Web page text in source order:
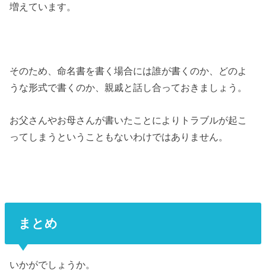
増えています。
そのため、命名書を書く場合には誰が書くのか、どのよ
うな形式で書くのか、親戚と話し合っておきましょう。
お父さんやお母さんが書いたことによりトラブルが起こ
ってしまうということもないわけではありません。
まとめ
いかがでしょうか。